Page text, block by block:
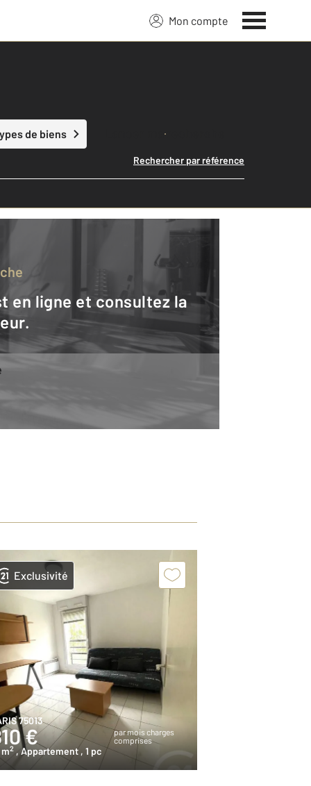
Mon compte
de biens Lancer ma recherche
Rechercher par référence
Exclusivité
75013
€
par mois charges
comprises
m2 , Appartement , 1 pc